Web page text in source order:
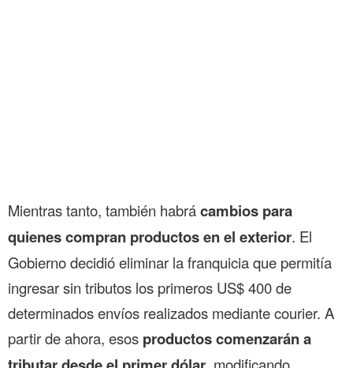
Mientras tanto, también habrácambios para
quienes compran productos en el exterior. El
Gobierno decidió eliminar la franquicia que permitía
ingresar sin tributos los primeros US$ 400 de
determinados envíos realizados mediante courier. A
partir de ahora, esos productos comenzarán a
, modificando